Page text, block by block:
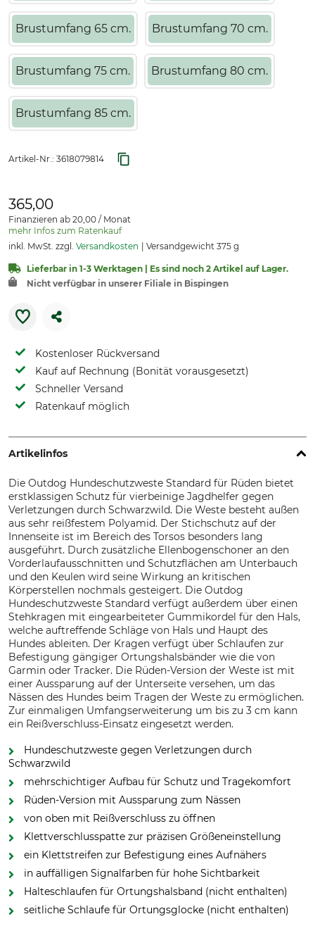
Brustumfang 65 cm. Brustumfang 70 cm.
Brustumfang 75 cm. Brustumfang 80 cm.
Brustumfang 85 cm.
Artikel-Nr.: 3618079814
365,00
Finanzieren ab 20,00 / Monat
mehr Infos zum Ratenkauf
inkl. MwSt. zzgl. Versandkosten Versandgewicht 375 g
Lieferbar in 1-3 Werktagen | Es sind noch 2 Artikel auf Lager.
Nicht verfügbar in unserer Filiale in Bispingen
Kostenloser Rückversand
Kauf auf Rechnung (Bonität vorausgesetzt)
Schneller Versand
Ratenkauf möglich
Artikelinfos
Die Outdog Hundeschutzweste Standard für Rüden bietet
erstklassigen Schutz für vierbeinige Jagdhelfer gegen
Verletzungen durch Schwarzwild. Die Weste besteht außen
aus sehr reißfestem Polyamid. Der Stichschutz auf der
Innenseite ist im Bereich des Torsos besonders lang
ausgeführt. Durch zusätzliche Ellenbogenschoner an den
Vorderlaufausschnitten und Schutzflächen am Unterbauch
und den Keulen wird seine Wirkung an kritischen
Körperstellen nochmals gesteigert. Die Outdog
Hundeschutzweste Standard verfügt außerdem über einen
Stehkragen mit eingearbeiteter Gummikordel für den Hals,
welche auftreffende Schläge von Hals und Haupt des
Hundes ableiten. Der Kragen verfügt über Schlaufen zur
Befestigung gängiger Ortungshalsbänder wie die von
Garmin oder Tracker. Die Rüden-Version der Weste ist mit
einer Aussparung auf der Unterseite versehen, um das
Nässen des Hundes beim Tragen der Weste zu ermöglichen.
Zur einmaligen Umfangserweiterung um bis zu 3 cm kann
ein Reißverschluss-Einsatz eingesetzt werden.
Hundeschutzweste gegen Verletzungen durch
Schwarzwild
mehrschichtiger Aufbau für Schutz und Tragekomfort
Rüden-Version mit Aussparung zum Nässen
von oben mit Reißverschluss zu öffnen
Klettverschlusspatte zur präzisen Größeneinstellung
ein Klettstreifen zur Befestigung eines Aufnähers
in auffälligen Signalfarben für hohe Sichtbarkeit
Halteschlaufen für Ortungshalsband (nicht enthalten)
seitliche Schlaufe für Ortungsglocke (nicht enthalten)